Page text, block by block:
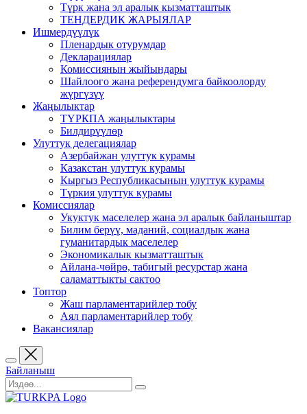
Түрк жана эл аралык кызматташтык
ТЕНДЕРДИК ЖАРЫЯЛАР
Ишмердүүлүк
Пленардык отурумдар
Декларациялар
Комиссиянын жыйындары
Шайлоого жана референдумга байкоолорду
жүргүзүү
Жаңылыктар
ТҮРКПА жаңылыктары
Билдирүүлөр
Улуттук делегациялар
Азербайжан улуттук курамы
Казакстан улуттук курамы
Кыргыз Республикасынын улуттук курамы
Түркия улуттук курамы
Комиссиялар
Укуктук маселелер жана эл аралык байланыштар
Билим берүү, маданий, социалдык жана
гуманитардык маселелер
Экономикалык кызматташтык
Айлана-чөйрө, табигый ресурстар жана
саламаттыкты сактоо
Топтор
Жаш парламентарийлер тобу
Аял парламентарийлер тобу
Вакансиялар
Байланыш